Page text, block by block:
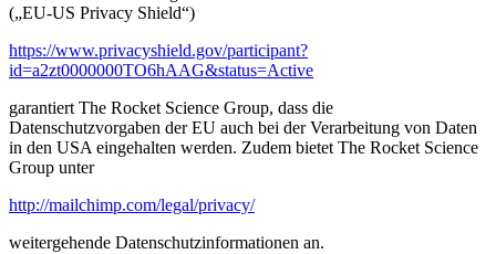
(„EU-US Privacy Shield“)
https://www.privacyshield.gov/participant?
id=a2zt0000000TO6hAAG&status=Active
garantiert The Rocket Science Group, dass die
Datenschutzvorgaben der EU auch bei der Verarbeitung von Daten
in den USA eingehalten werden. Zudem bietet The Rocket Science
Group unter
http://mailchimp.com/legal/privacy/
weitergehende Datenschutzinformationen an.